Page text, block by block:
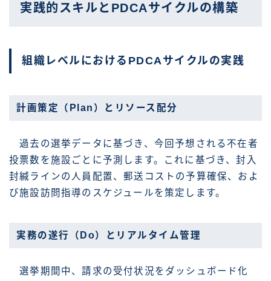
実践的スキルとPDCAサイクルの構築
組織レベルにおけるPDCAサイクルの実践
計画策定（Plan）とリソース配分
過去の選挙データに基づき、今回予想される不在者
投票数を施設ごとに予測します。これに基づき、封入
封緘ラインの人員配置、郵送コストの予算確保、およ
び施設訪問指導のスケジュールを策定します。
実務の遂行（Do）とリアルタイム管理
選挙期間中、請求の受付状況をダッシュボード化